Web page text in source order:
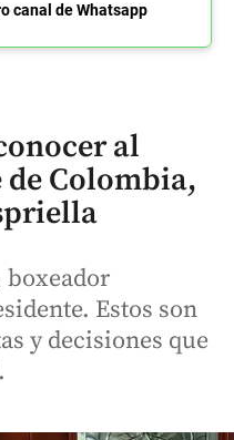
canal de Whatsapp
al
Colombia,
boxeador
Estos son
y decisiones que